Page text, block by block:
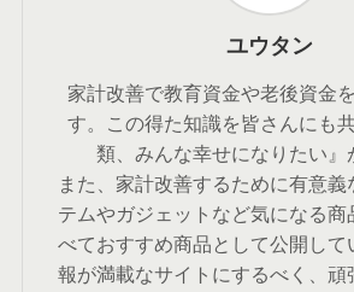
ユウタン
家計改善で教育資金や老後資金
す。この得た知識を皆さんにも
類、みんな幸せになりたい』
また、家計改善するために有意義
テムやガジェットなど気になる商
べておすすめ商品として公開して
報が満載なサイトにするべく、頑